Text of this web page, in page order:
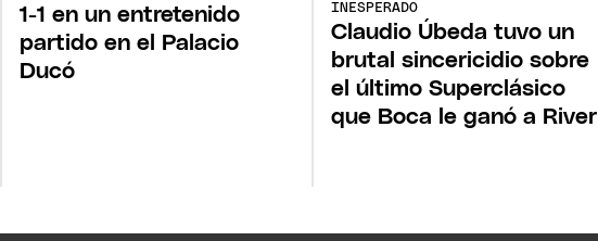
1-1 en un entretenido
partido en el Palacio
Ducó
INESPERADO
Claudio Úbeda tuvo un
brutal sincericidio sobre
el último Superclásico
que Boca le ganó a River